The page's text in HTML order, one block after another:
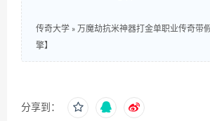
传奇大学 » 万魔劫抗米神器打金单职业传奇带
擎】
分享到：